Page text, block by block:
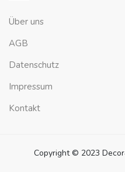
Über uns
AGB
Datenschutz
Impressum
Kontakt
Copyright © 2023